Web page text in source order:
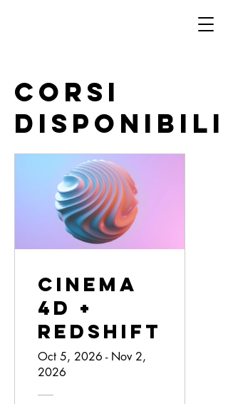
Corsi
disponibili
Cinema
4D +
Redshift
Oct 5, 2026 - Nov 2,
2026